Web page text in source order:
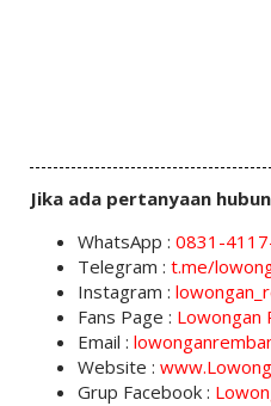
Jika ada pertanyaan
WhatsApp : 0831-
Telegram : t.me/
Instagram :
Fans Page : Lowongan
Email :
Website :
Grup Facebook :